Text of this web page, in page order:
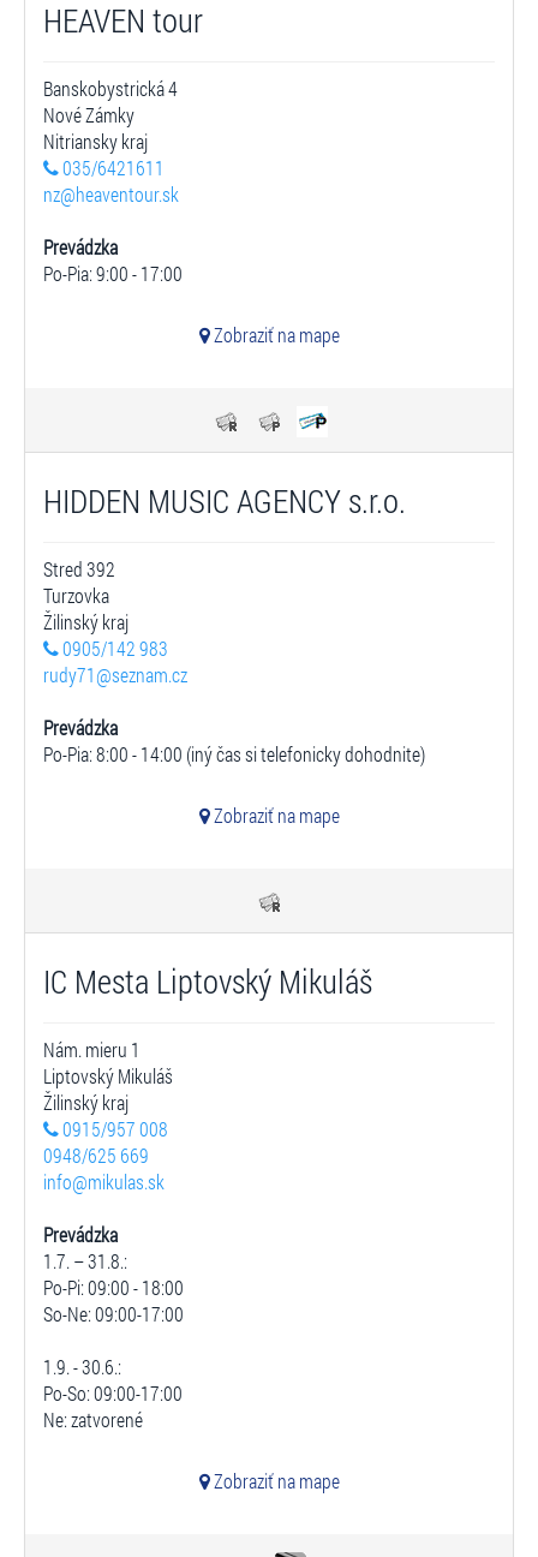
HEAVEN tour
Banskobystrická 4
Nové Zámky
Nitriansky kraj
035/6421611
nz@heaventour.sk
Prevádzka
Po-Pia: 9:00 - 17:00
Zobraziť na mape
HIDDEN MUSIC AGENCY s.r.o.
Stred 392
Turzovka
Žilinský kraj
0905/142 983
rudy71@seznam.cz
Prevádzka
Po-Pia: 8:00 - 14:00 (iný čas si telefonicky dohodnite)
Zobraziť na mape
IC Mesta Liptovský Mikuláš
Nám. mieru 1
Liptovský Mikuláš
Žilinský kraj
0915/957 008
0948/625 669
info@mikulas.sk
Prevádzka
1.7. – 31.8.:
Po-Pi: 09:00 - 18:00
So-Ne: 09:00-17:00
1.9. - 30.6.:
Po-So: 09:00-17:00
Ne: zatvorené
Zobraziť na mape